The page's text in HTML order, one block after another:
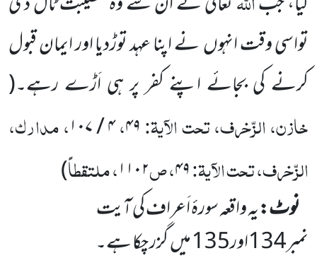
تواسی وقت انہوںنے اپنا عہد توڑدیا اور ایمان قبول
کرنے کی بجائے اپنے کفر پر ہی اَڑے رہے۔(
خازن، الزّخرف، تحت الآیۃ:۴۹،۴/۱۰۷، مدارک،
الزّخرف، تحت الآیۃ:۴۹، ص۱۱۰۲، ملتقطاً)
نوٹ:یہ واقعہ سورۂ اَعراف کی آیت
نمبر134اور135میںگزر چکا ہے۔